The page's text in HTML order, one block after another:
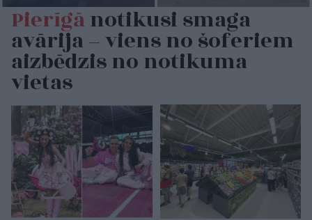
Pierīgānotikusi smaga
avārija – viens no šoferiem
aizbēdzis no notikuma
vietas